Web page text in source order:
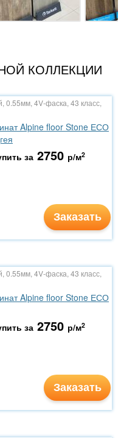
КОЛЛЕКЦИИ
0.55мм, 4V-фаска, 43 класс,
Alpine floor Stone ЕСО
за 2750 р/м2
Заказать
0.55мм, 4V-фаска, 43 класс,
Alpine floor Stone ЕСО
за 2750 р/м2
Заказать